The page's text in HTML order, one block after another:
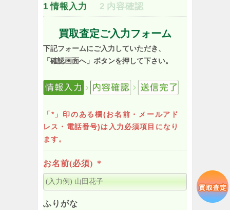
1 情報入力 2 内容確認
買取査定ご入力フォーム
下記フォームにご入力していただき、
「確認画面へ」ボタンを押して下さい。
「*」印のある欄(お名前・メールアド
レス・電話番号)は入力必須項目になり
ます。
お名前(必須) *
ふりがな